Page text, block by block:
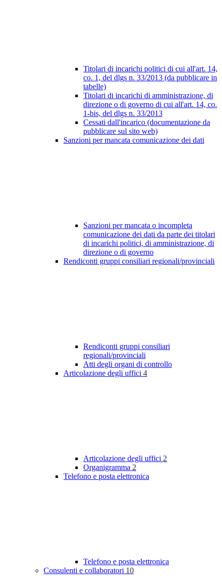
Titolari di incarichi politici di cui all'art. 14,
co. 1, del dlgs n. 33/2013 (da pubblicare in
tabelle)
Titolari di incarichi di amministrazione, di
direzione o di governo di cui all'art. 14, co.
1-bis, del dlgs n. 33/2013
Cessati dall'incarico (documentazione da
pubblicare sul sito web)
Sanzioni per mancata comunicazione dei dati
Sanzioni per mancata o incompleta
comunicazione dei dati da parte dei titolari
di incarichi politici, di amministrazione, di
direzione o di governo
Rendiconti gruppi consiliari regionali/provinciali
Rendiconti gruppi consiliari
regionali/provinciali
Atti degli organi di controllo
Articolazione degli uffici 4
Articolazione degli uffici 2
Organigramma 2
Telefono e posta elettronica
Telefono e posta elettronica
Consulenti e collaboratori 10